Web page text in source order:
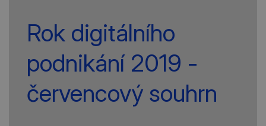
Rok digitálního
podnikání 2019 -
červencový souhrn